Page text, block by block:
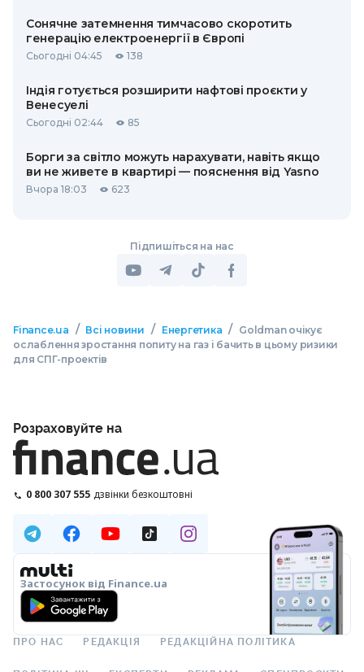
Сонячне затемнення тимчасово скоротить
генерацію електроенергії в Європі
Сьогодні 04:45 138
Індія готується розширити нафтові проєкти у
Венесуелі
Сьогодні 02:44 85
Борги за світло можуть нарахувати, навіть якщо
ви не живете в квартирі — пояснення від Yasno
Вчора 18:03 623
Підпишіться на нас
Finance.ua / Всі новини / Енергетика / Goldman очікує
ослаблення зростання попиту на газ і бачить в цьому ризики
для СПГ-проектів
Розраховуйте на
0 800 307 555 дзвінки безкоштовні
Застосунок від Finance.ua
ПРО НАС РЕДАКЦІЯ РЕДАКЦІЙНА ПОЛІТИКА